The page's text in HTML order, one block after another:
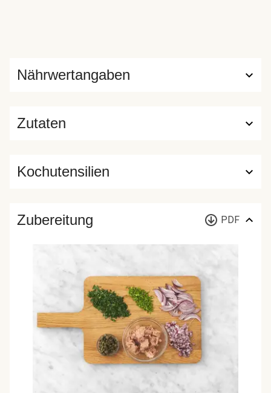
Zutaten
Nährwertangaben
Kochutensilien
Zubereitung PDF